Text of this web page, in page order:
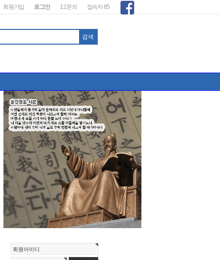
회원가입 로그인 1:1문의 접속자 85
회원아이디